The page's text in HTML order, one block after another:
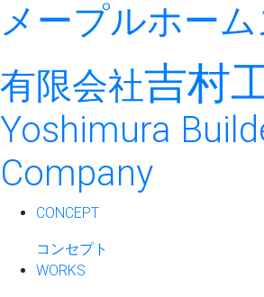
メープルホー
有限会社吉村
Yoshimura
Company
CONCEPT
コンセプト
WORKS